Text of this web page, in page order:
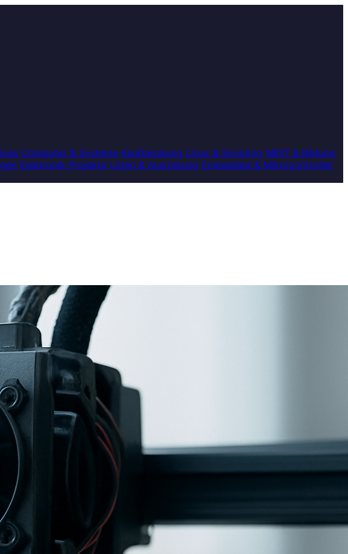
Computer & Systeme Kaufberatung Linux & Scripting MINT & Bildung
Elektronik Projekte Löten & Ausrüstung Embedded & Mikrocontroller